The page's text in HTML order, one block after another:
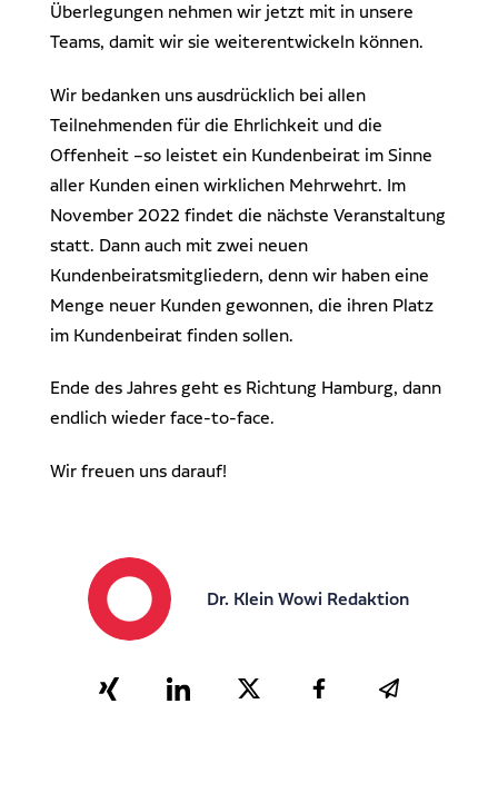
Überlegungen nehmen wir jetzt mit in unsere
Teams, damit wir sie weiterentwickeln können.
Wir bedanken uns ausdrücklich bei allen
Teilnehmenden für die Ehrlichkeit und die
Offenheit –so leistet ein Kundenbeirat im Sinne
aller Kunden einen wirklichen Mehrwehrt. Im
November 2022 findet die nächste Veranstaltung
statt. Dann auch mit zwei neuen
Kundenbeiratsmitgliedern, denn wir haben eine
Menge neuer Kunden gewonnen, die ihren Platz
im Kundenbeirat finden sollen.
Ende des Jahres geht es Richtung Hamburg, dann
endlich wieder face-to-face.
Wir freuen uns darauf!
Dr. Klein Wowi Redaktion